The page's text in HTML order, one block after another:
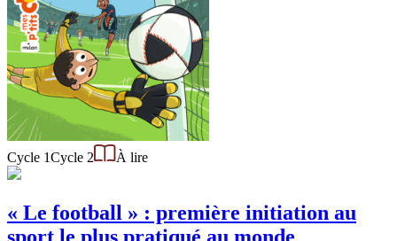
Cycle 1Cycle 2 À lire
« Le football » : première initiation au
sport le plus pratiqué au monde